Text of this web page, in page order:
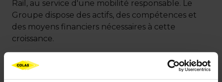
Rail, au service d'une mobilité responsable. Le
Groupe dispose des actifs, des compétences et
des moyens financiers nécessaires à cette
croissance.
Lecarnet de commandes
à fin mars 2019 s'élève
au niveau record de 10 milliards d’euros, en